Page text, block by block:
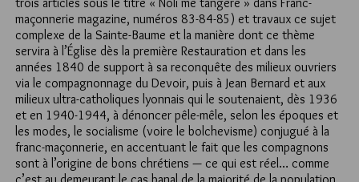
maçonnerie magazine, numéros 83-84-85) et travaux ce sujet
complexe de la Sainte-Baume et la manière dont ce thème
servira à l’Église dès la première Restauration et dans les
années 1840 de support à sa reconquête des milieux ouvriers
via le compagnonnage du Devoir, puis à Jean Bernard et aux
milieux ultra-catholiques lyonnais qui le soutenaient, dès 1936
et en 1940-1944, à dénoncer pêle-mêle, selon les époques et
les modes, le socialisme (voire le bolchevisme) conjugué à la
franc-maçonnerie, en accentuant le fait que les compagnons
sont à l’origine de bons chrétiens — ce qui est réel… comme